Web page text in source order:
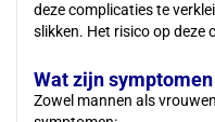
deze complicaties te
slikken. Het risico op deze
Wat zijn
Zowel mannen als